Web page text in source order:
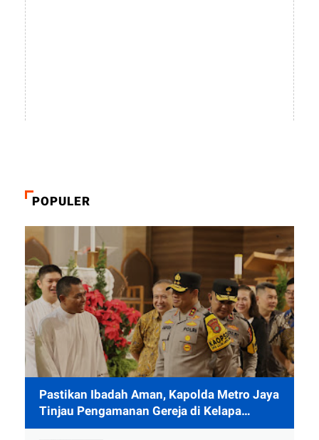
POPULER
Pastikan Ibadah Aman, Kapolda Metro Jaya
Tinjau Pengamanan Gereja di Kelapa
Gading